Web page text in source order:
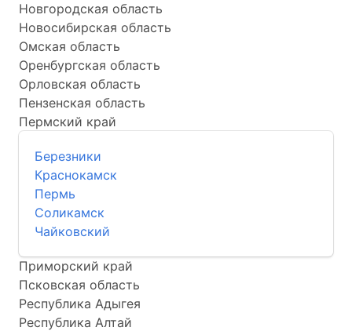
Новгородская область
Новосибирская область
Омская область
Оренбургская область
Орловская область
Пензенская область
Пермский край
Березники
Краснокамск
Пермь
Соликамск
Чайковский
Приморский край
Псковская область
Республика Адыгея
Республика Алтай